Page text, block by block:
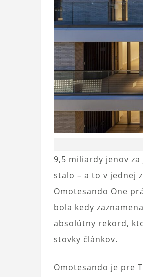
9,5 miliardy jenov
stalo – a to v jednej
Omotesando One
bola kedy
absolútny rekord,
stovky článkov.
Omotesando je pre